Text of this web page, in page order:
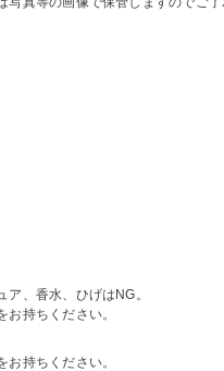
ア、香水、ひげはNG。
お持ちください。
お持ちください。